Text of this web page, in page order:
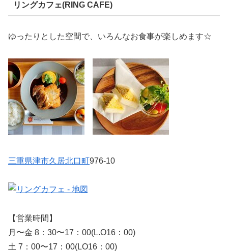
リングカフェ(RING CAFE)
ゆったりとした空間で、いろんなお食事が楽しめます☆
三重県津市久居北口町976-10
【営業時間】
月〜金 8：30〜17：00(L.O16：00)
土 7：00〜17：00(LO16：00)